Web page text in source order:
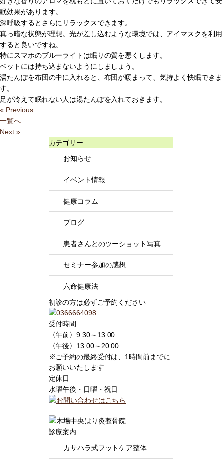
眠効果があります。
深呼吸するとさらにリラックスできます。
真っ暗な状態が理想。光が差し込むような環境では、アイマスクを利用
すると良いですね。
特にスマホのブルーライトは眠りの質を悪くします。
ベットには持ち込まないようにしましょう。
湯たんぽを布団の中に入れると、布団が暖まって、気持よく快眠できま
す。
足が冷えて眠れない人は湯たんぽを入れておきます。
« Previous
一覧へ
Next »
カテゴリー
お知らせ
イベント情報
健康コラム
ブログ
患者さんとのツーショット写真
セミナー参加の感想
六命健康法
初診の方は必ずご予約ください
受付時間
〈午前〉9:30～13:00
〈午後〉13:00～20:00
※ご予約の最終受付は、1時間前までに
お願いいたします
定休日
水曜午後・日曜・祝日
診療案内
カサハラ式フットケア整体